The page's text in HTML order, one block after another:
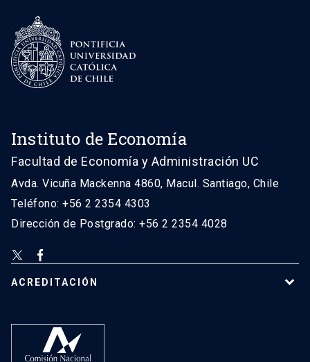
Instituto de Economía
Facultad de Economía y Administración UC
Avda. Vicuña Mackenna 4860, Macul. Santiago, Chile
Teléfono: +56 2 2354 4303
Dirección de Postgrado: +56 2 2354 4028
ACREDITACIÓN